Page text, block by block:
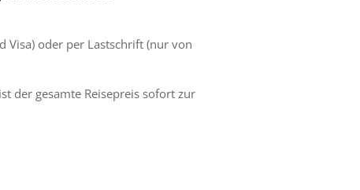
Visa) oder per Lastschrift (nur von
der gesamte Reisepreis sofort zur